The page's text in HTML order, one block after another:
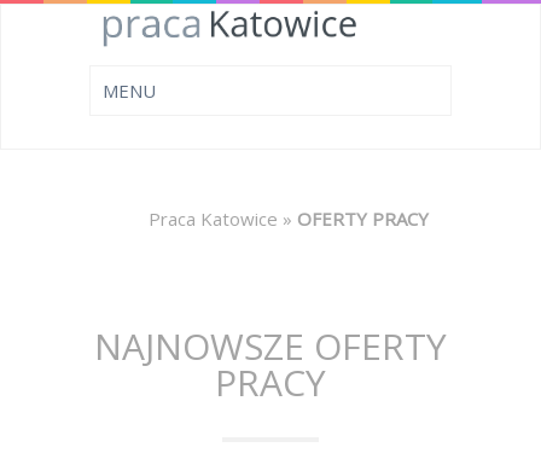
Praca Katowice » OFERTY PRACY
NAJNOWSZE OFERTY
PRACY